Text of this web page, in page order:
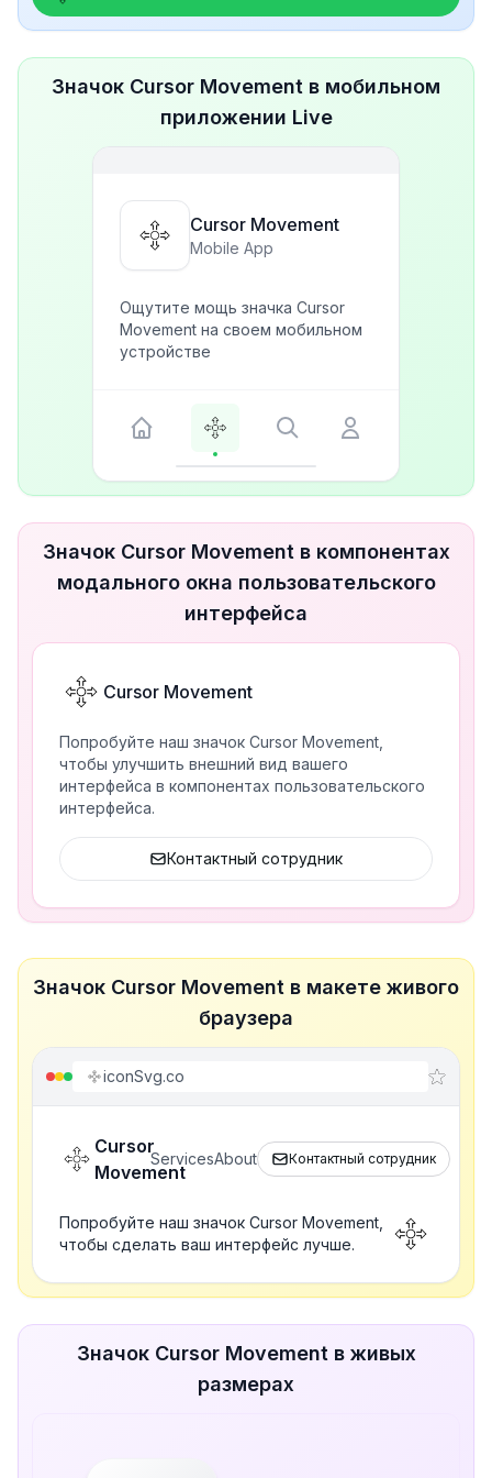
Значок Cursor Movement в мобильном
приложении Live
Cursor Movement
Mobile App
Ощутите мощь значка Cursor
Movement на своем мобильном
устройстве
Значок Cursor Movement в компонентах
модального окна пользовательского
интерфейса
Cursor Movement
Попробуйте наш значок Cursor Movement,
чтобы улучшить внешний вид вашего
интерфейса в компонентах пользовательского
интерфейса.
Контактный сотрудник
Значок Cursor Movement в макете живого
браузера
iconSvg.co
Cursor
Movement
ServicesAbout Контактный сотрудник
Попробуйте наш значок Cursor Movement,
чтобы сделать ваш интерфейс лучше.
Значок Cursor Movement в живых
размерах